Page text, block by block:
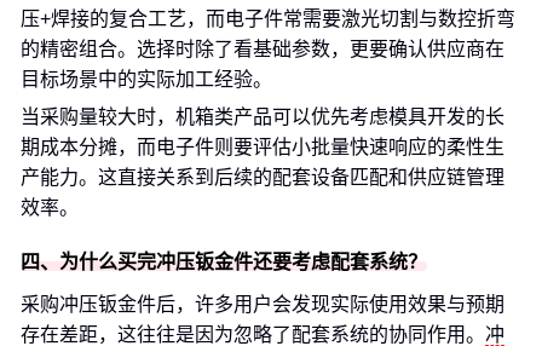
压+焊接的复合工艺，而电子件常需要激光切割与数控折弯
的精密组合。选择时除了看基础参数，更要确认供应商在
目标场景中的实际加工经验。
当采购量较大时，机箱类产品可以优先考虑模具开发的长
期成本分摊，而电子件则要评估小批量快速响应的柔性生
产能力。这直接关系到后续的配套设备匹配和供应链管理
效率。
四、为什么买完冲压钣金件还要考虑配套系统？
采购冲压钣金件后，许多用户会发现实际使用效果与预期
存在差距，这往往是因为忽略了配套系统的协同作用。 冲